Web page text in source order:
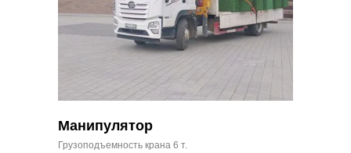
Манипулятор
Грузоподъемность крана 6 т.